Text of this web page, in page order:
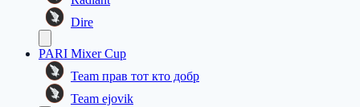
Dire
PARI Mixer Cup
Team прав тот кто добр
Team ejovik